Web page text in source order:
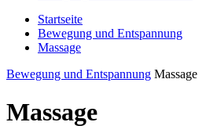
Startseite
Bewegung und Entspannung
Massage
Bewegung und Entspannung Massage
Massage